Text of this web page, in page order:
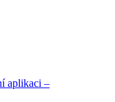
aplikaci –